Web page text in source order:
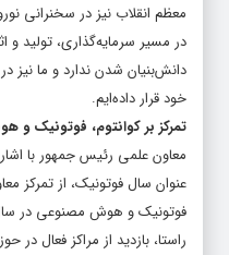
معظم انقلاب نیز در سخنرانی
در مسیر سرمایه‌گذاری، تولید و
دانش‌بنیان شدن ندارد و ما نیز
خود قرار داده‌ایم.
تمرکز بر کوانتوم، فوتونیک و
عنوان سال فوتونیک، از تمرکز
فوتونیک و هوش مصنوعی در
راستا، بازدید از مراکز فعال